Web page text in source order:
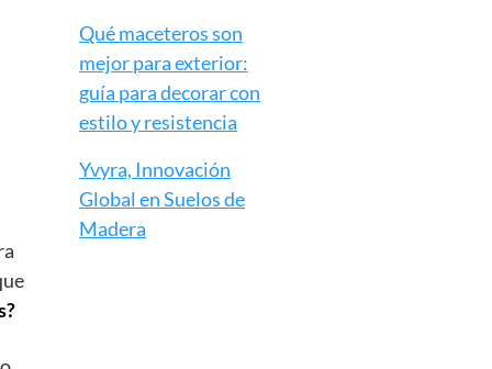
Qué maceteros son
mejor para exterior:
guía para decorar con
estilo y resistencia
Yvyra, Innovación
Global en Suelos de
Madera